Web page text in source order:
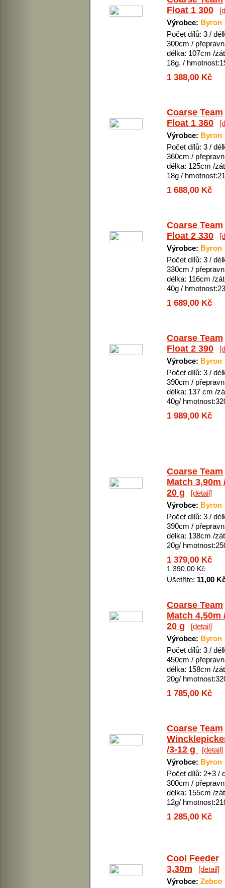
Float 1 300
Výrobce: Byron
Počet dílů: 3 /
300cm /
délka: 107cm /
18g. /
1 388,00 Kč
Coarse Team
Float 1 360
Výrobce: Byron
Počet dílů: 3 /
360cm /
délka: 125cm /
18g /
1 688,00 Kč
Coarse Team
Float 2 330
Výrobce: Byron
Počet dílů: 3 /
330cm /
délka: 116cm /
40g /
1 689,00 Kč
Coarse Team
Float 2 390
Výrobce: Byron
Počet dílů: 3 /
390cm /
délka: 137 cm /
40g/
1 989,00 Kč
Coarse Team
Match 3,90m
20 g
[detail]
Výrobce: Byron
Počet dílů: 3 /
390cm /
délka: 138cm /
20g/
1 379,00 Kč
1 390,00 Kč
Ušetříte: 11,00
Coarse Team
Match 4,50m
20 g
[detail]
Výrobce: Byron
Počet dílů: 3 /
450cm /
délka: 158cm /
20g/
1 785,00 Kč
Coarse Team
/3-12 g
[detail]
Výrobce: Byron
Počet dílů: 2+3 /
300cm /
délka: 155cm /
12g/
1 285,00 Kč
Cool Feeder
3,30m
[detail]
Výrobce: Zebco